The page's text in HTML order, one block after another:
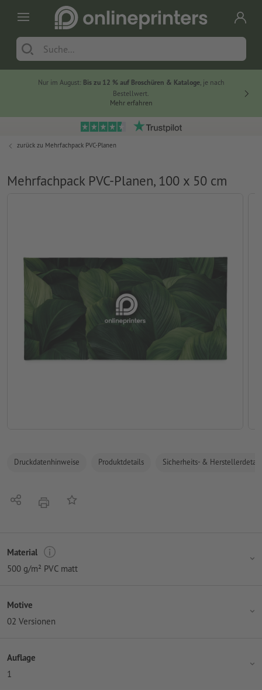
Nur im August: Bis zu 12 % auf Broschüren & Kataloge, je nach
Bestellwert.
Mehr erfahren
zurück zu Mehrfachpack PVC-Planen
Mehrfachpack PVC-Planen, 100 x 50 cm
Druckdatenhinweise Produktdetails Sicherheits- &
Teilen DruckenAuf die Merkliste
Material
500 g/m² PVC matt
Motive
02 Versionen
Auflage
1